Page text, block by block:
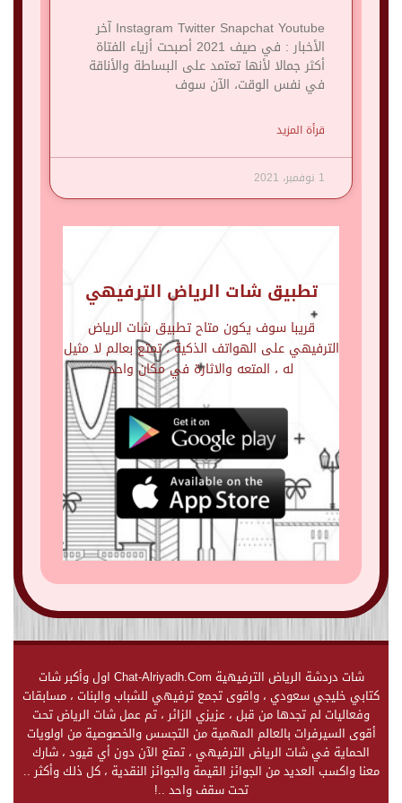
Instagram Twitter Snapchat Youtube آخر
الأخبار : في صيف 2021 أصبحت أزياء الفتاة
أكثر جمالا لأنها تعتمد على البساطة والأناقة
في نفس الوقت، الآن سوف
قرأة المزيد
1 نوفمبر، 2021
تطبيق شات الرياض الترفيهي
قريبا سوف يكون متاح تطبيق شات الرياض
الترفيهي على الهواتف الذكية ، تمتع بعالم لا مثيل
له ، المتعه والاثارة في مكان واحد
شات دردشة الرياض الترفيهية Chat-Alriyadh.Com اول وأكبر شات
كتابي خليجي سعودي ، واقوى تجمع ترفيهي للشباب والبنات ، مسابقات
وفعاليات لم تجدها من قبل ، عزيزي الزائر ، تم عمل شات الرياض تحت
أقوى السيرفرات بالعالم المهمية من التجسس والخصوصية من اولويات
الحماية في شات الرياض الترفيهي ، تمتع الآن دون أي قيود ، شارك
معنا واكسب العديد من الجوائز القيمة والجوائز النقدية ، كل ذلك وأكثر ..
تحت سقف واحد ..!